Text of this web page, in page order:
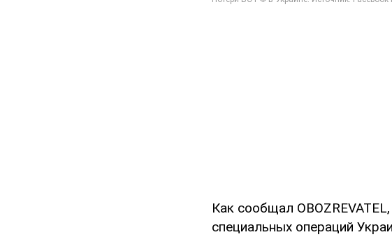
Как сообщал
специальных операций